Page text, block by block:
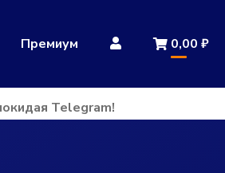
Премиум 0,00 ₽
Telegram!